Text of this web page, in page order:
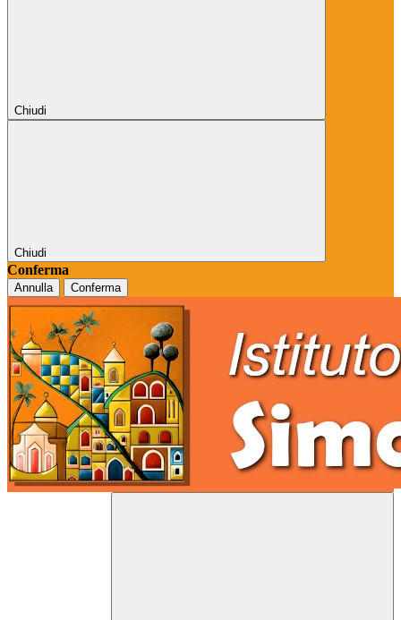
Chiudi
Chiudi
Conferma
Annulla Conferma